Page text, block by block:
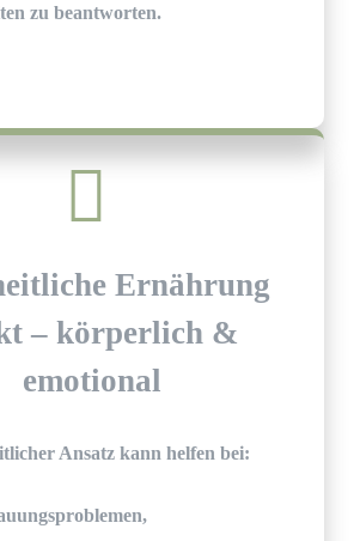
zu beantworten.
Ernährung
– körperlich &
emotional
Ansatz kann helfen bei: